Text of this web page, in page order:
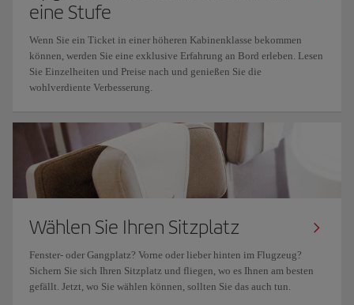
eine Stufe
Wenn Sie ein Ticket in einer höheren Kabinenklasse bekommen
können, werden Sie eine exklusive Erfahrung an Bord erleben. Lesen
Sie Einzelheiten und Preise nach und genießen Sie die
wohlverdiente Verbesserung.
Wählen Sie Ihren Sitzplatz
Fenster- oder Gangplatz? Vorne oder lieber hinten im Flugzeug?
Sichern Sie sich Ihren Sitzplatz und fliegen, wo es Ihnen am besten
gefällt. Jetzt, wo Sie wählen können, sollten Sie das auch tun.